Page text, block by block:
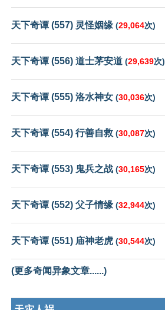
天下奇谭 (557) 灵怪姻缘 (29,064次)
天下奇谭 (556) 道士茅安道 (29,639次)
天下奇谭 (555) 洛水神女 (30,036次)
天下奇谭 (554) 行善自救 (30,087次)
天下奇谭 (553) 鬼兵之战 (30,165次)
天下奇谭 (552) 父子情缘 (32,944次)
天下奇谭 (551) 庙神老虎 (30,544次)
(更多奇闻异象文章......)